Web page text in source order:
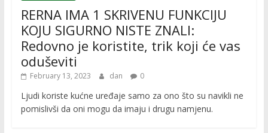
RERNA IMA 1 SKRIVENU FUNKCIJU
KOJU SIGURNO NISTE ZNALI:
Redovno je koristite, trik koji će vas
oduševiti
February 13, 2023 dan 0
Ljudi koriste kućne uređaje samo za ono što su navikli ne
pomislivši da oni mogu da imaju i drugu namjenu.